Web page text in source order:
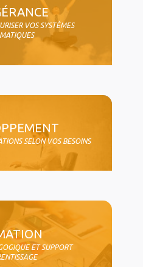
VOS SYSTÈMES
SELON VOS BESOINS
ET SUPPORT